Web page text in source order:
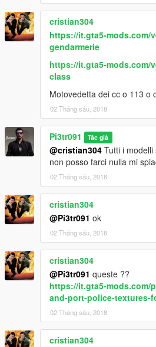
cristian304
https://it.gta5-mods.com/
gendarmerie
https://it.gta5-mods.com/
class
Motovedetta dei cc o 113 o
02 Tháng sáu, 2018
Pi3tr091 Tác giả
@cristian304 Tutti i
non posso farci nulla mi
02 Tháng sáu, 2018
cristian304
@Pi3tr091 ok
02 Tháng sáu, 2018
cristian304
@Pi3tr091 queste ??
https://it.gta5-mods.com/
and-port-police-textures-
02 Tháng sáu, 2018
cristian304